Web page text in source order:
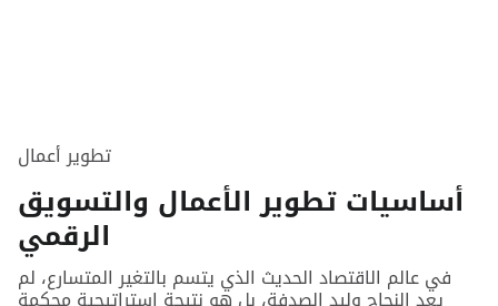
تطوير أعمال
أساسيات تطوير الأعمال والتسويق
الرقمي
في عالم الاقتصاد الحديث الذي يتسم بالتغير المتسارع، لم